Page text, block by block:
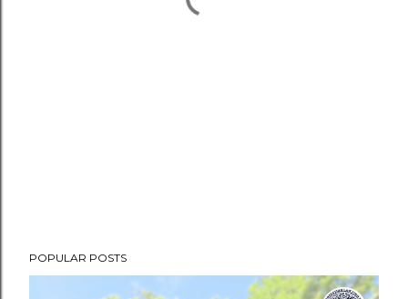
POPULAR POSTS